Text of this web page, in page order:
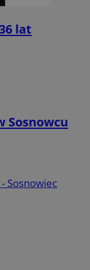
lat
Sosnowcu
Sosnowiec